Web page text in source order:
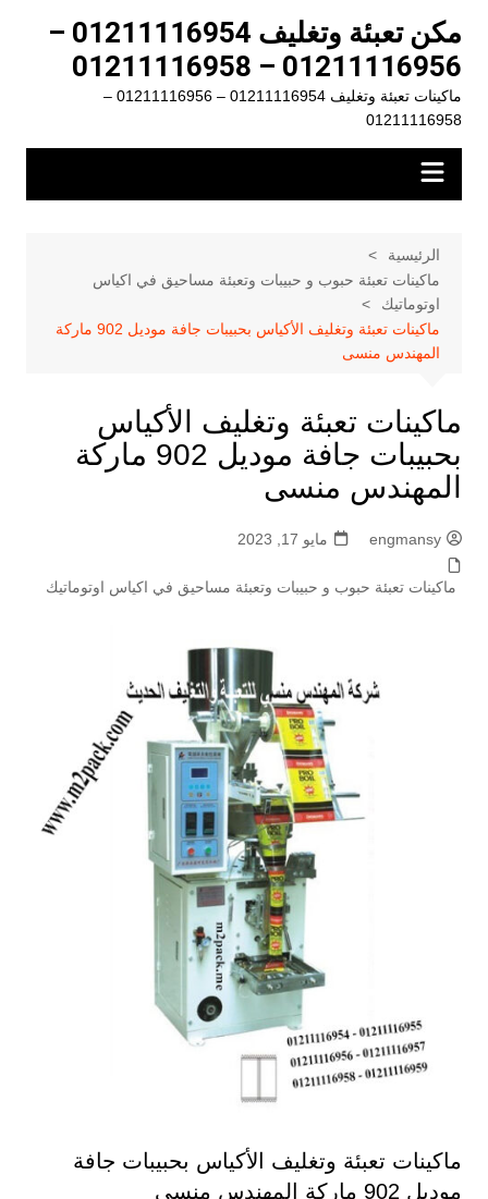
المحتوى
مكن تعبئة وتغليف 01211116954 –
01211116956 – 01211116958
ماكينات تعبئة وتغليف 01211116954 – 01211116956 –
01211116958
الرئيسية
ماكينات تعبئة حبوب و حبيبات وتعبئة مساحيق في اكياس
اوتوماتيك
ماكينات تعبئة وتغليف الأكياس بحبيبات جافة موديل 902 ماركة
المهندس منسى
ماكينات تعبئة وتغليف الأكياس
بحبيبات جافة موديل 902 ماركة
المهندس منسى
engmansy مايو 17, 2023
ماكينات تعبئة حبوب و حبيبات وتعبئة مساحيق في اكياس اوتوماتيك
ماكينات تعبئة وتغليف الأكياس بحبيبات جافة
موديل 902 ماركة المهندس منسى